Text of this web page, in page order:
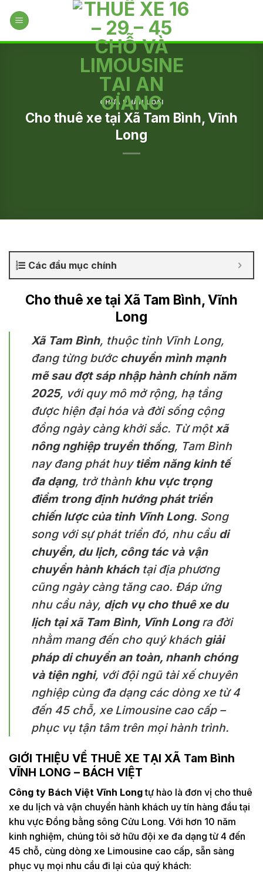
CHƯA PHÂN LOẠI
Cho thuê xe tại Xã Tam Bình, Vĩnh
Long
Các đầu mục chính
Cho thuê xe tại Xã Tam Bình, Vĩnh
Long
Xã Tam Bình, thuộc tỉnh Vĩnh Long,
đang từng bước chuyển mình mạnh
mẽ sau đợt sáp nhập hành chính năm
2025, với quy mô mở rộng, hạ tầng
được hiện đại hóa và đời sống cộng
đồng ngày càng khởi sắc. Từ mộtxã
nông nghiệp truyền thống, Tam Bình
nay đang phát huy tiềm năng kinh tế
đa dạng, trở thành khu vực trọng
điểm trong định hướng phát triển
chiến lược của tỉnh Vĩnh Long. Song
song với sự phát triển đó, nhu cầu di
chuyển, du lịch, công tác và vận
chuyển hành kháchtại địa phương
cũng ngày càng tăng cao. Đáp ứng
nhu cầu này, dịch vụ cho thuê xe du
lịch tại xã Tam Bình, Vĩnh Longra đời
nhằm mang đến cho quý khách giải
pháp di chuyển an toàn, nhanh chóng
và tiện nghi, với đội ngũ tài xế chuyên
nghiệp cùng đa dạng các dòng xe từ 4
đến 45 chỗ, xe Limousine cao cấp –
phục vụ tận tâm trên mọi hành trình.
GIỚI THIỆU VỀ THUÊ XE TẠI XÃ Tam Bình
VĨNH LONG – BÁCH VIỆT
Công ty Bách Việt Vĩnh Longtự hào là đơn vị cho thuê
xe du lịch và vận chuyển hành khách uy tín hàng đầu tại
khu vực Đồng bằng sông Cửu Long. Với hơn 10 năm
kinh nghiệm, chúng tôi sở hữu đội xe đa dạng từ 4 đến
45 chỗ, cùng dòng xe Limousine cao cấp, sẵn sàng
phục vụ mọi nhu cầu đi lại của quý khách: